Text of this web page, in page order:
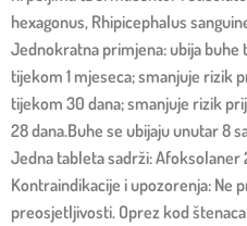
hexagonus, Rhipicephalus
Jednokratna primjena: ubija buhe
tijekom 1 mjeseca; smanjuje rizik
tijekom 30 dana; smanjuje rizik
28 dana.Buhe se ubijaju unutar 8
Jedna tableta sadrži: Afoksolaner
Kontraindikacije i upozorenja: Ne
preosjetljivosti. Oprez kod